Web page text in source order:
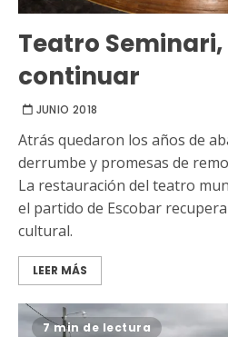
Teatro
continuar
JUNIO 2018
Atrás quedaron los años de
derrumbe y promesas de
La restauración del teatro
el partido de Escobar
cultural.
LEER MÁS
7 min de lectura